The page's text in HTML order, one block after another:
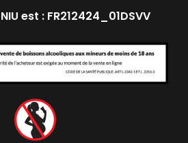
est : FR212424_01DSVV